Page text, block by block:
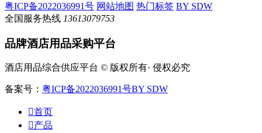
粤ICP备2022036991号 网站地图 热门标签 BY SDW
全国服务热线 13613079753
品牌酒店用品采购平台
酒店用品综合供应平台 © 版权所有· 侵权必究
备案号： 粤ICP备2022036991号BY SDW
首页
产品